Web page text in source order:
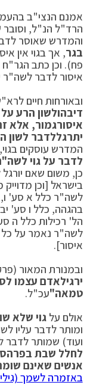
אמנם הנצי"ב
הרד"ל הנ"ל, וסובר
והמדרש שאוסר
בגר, אך בגוי אין
פח). וכן כתב
איסור לדבר לשה"ר
ובאורחות חיים
דיבהולשון הרע
איסורגמור, אלא
יתרגללדבר לשון
המדרש עוסקים
לדבר על גוי
כן, משום שאם
בישראל [וכן
לשה"ר כלל א סע'
בהגהה, כלל ו סע'
הל' רכילות כלל ה
לשה"ר נאמר על
איסור].
ובמנורת המאור
ירגילאדם עצמו
טמאה"עכ"ל.
אולם עלגוי שלא
ומותר לדבר עליו
ועוד) שמותר
לחלל שבת
אנשים שאינם
באזמרה לשמך (גיליון